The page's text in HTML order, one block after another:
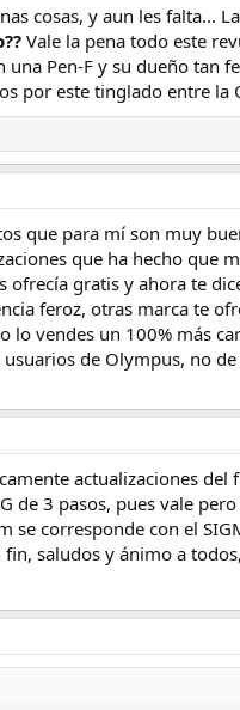
cosas, y aun les falta...
Vale la pena todo este
Pen-F y su dueño tan
por este tinglado entre la
que para mí son muy
que ha hecho que
ofrecía gratis y ahora te
feroz, otras marca te
lo vendes un 100% más
de Olympus, no
actualizaciones del
de 3 pasos, pues vale
corresponde con el
fin, saludos y ánimo a